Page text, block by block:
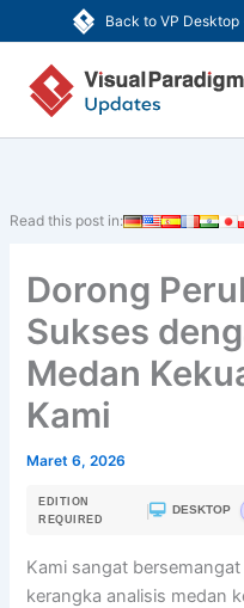
Back to VP
ke
konten
Read this post in:
Dorong
Sukses
Medan
Kami
Maret 6, 2026
EDITION
REQUIRED
| DESKTOP
Kami sangat
kerangka analisis medan